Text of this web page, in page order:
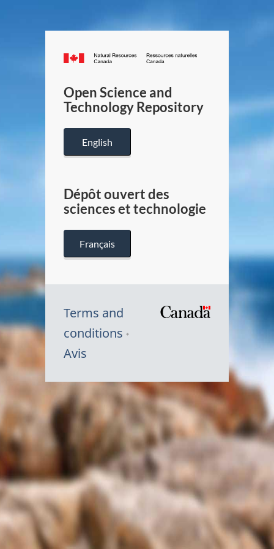
Canada.ca
/
Canada
Open Science and
Technology Repository
English
Dépôt ouvert des
sciences et technologie
Français
Terms and
conditions
Avis
Symbole
du
Canada